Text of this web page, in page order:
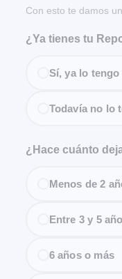
Con esto te damos
¿Ya tienes tu
Sí, ya lo tengo
Todavía no lo
¿Hace cuánto
Menos de 2
Entre 3 y 5
6 años o más